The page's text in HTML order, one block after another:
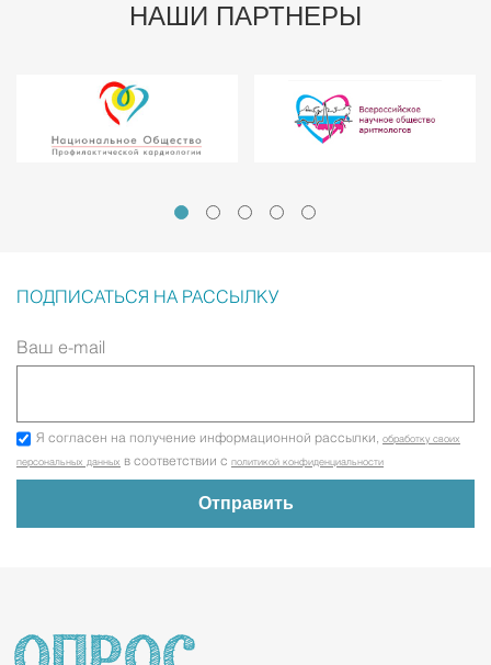
НАШИ ПАРТНЕРЫ
ПОДПИСАТЬСЯ НА РАССЫЛКУ
Ваш e-mail
Я согласен на получение информационной рассылки, обработку своих
персональных данных в соответствии с политикой конфиденциальности